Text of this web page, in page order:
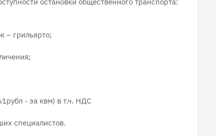
– грильярто;
- за квм) в т.ч. НДС
специалистов.